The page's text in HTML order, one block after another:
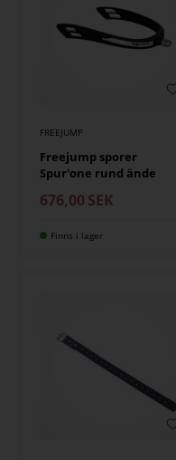
FREEJUMP
Freejump sporer
Spur'one rund ände
676,00 SEK
Finns i lager